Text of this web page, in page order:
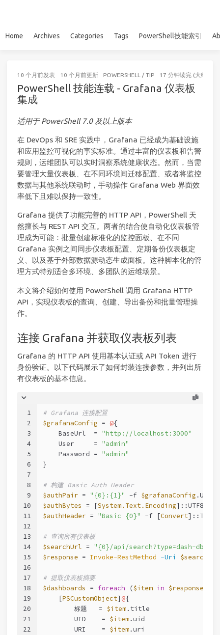
Home Archives Categories Tags PowerShell技能索引
10 个月前发表 10 个月前更新 POWERSHELL / TIP 17 分钟读完 (大约
PowerShell 技能连载 - Grafana 仪表板
集成
适用于 PowerShell 7.0 及以上版本
在 DevOps 和 SRE 实践中，Grafana 已经成为基础设施
和应用监控可视化的事实标准。通过丰富的仪表板和告警
规则，运维团队可以实时洞察系统健康状态。然而，当需
要管理大量仪表板、在不同环境间迁移配置、或者将监控
数据与其他系统联动时，手动操作 Grafana Web 界面效
率低下且难以保持一致性。
Grafana 提供了功能完善的 HTTP API，PowerShell 天
然擅长与 REST API 交互。两者的结合使自动化仪表板管
理成为可能：批量创建标准化的监控面板、在不同
Grafana 实例之间同步仪表板配置、定期备份仪表板定
义、以及基于外部数据源动态生成面板。这种脚本化的管
理方式特别适合多环境、多团队的运维场景。
本文将介绍如何使用 PowerShell 调用 Grafana HTTP
API，实现仪表板的查询、创建、导出备份和批量管理操
作。
连接 Grafana 并获取仪表板列表
Grafana 的 HTTP API 使用基本认证或 API Token 进行
身份验证。以下代码展示了如何封装连接参数，并列出所
有仪表板的基本信息。
1
2
3
4
5
6
7
8
9
10
11
12
13
14
15
16
17
18
19
20
21
22
# Grafana 连接配置
$grafanaConfig = @{
    BaseUrl  =
"http://localhost:3000"
    User     =
"admin"
    Password =
"admin"
}
# 构建 Basic Auth Header
$authPair = "{0}:{1}" -f $grafanaConfig
$authBytes = [System.Text.Encoding
$authHeader = "Basic {0}" -f [Convert
# 查询所有仪表板
$searchUrl = "{0}/api/search?type=dash-db"
$response = Invoke-RestMethod -Uri $searchUrl
# 提取仪表板摘要
$dashboards = foreach ($item in $response
    [
PSCustomObject] @{
        标题   =
$item.title
        UID    =
$item.uid
        URI    =
$item.uri